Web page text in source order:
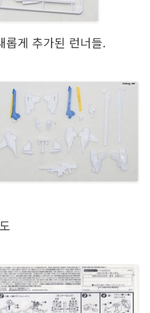
롭게 추가된 런너들.